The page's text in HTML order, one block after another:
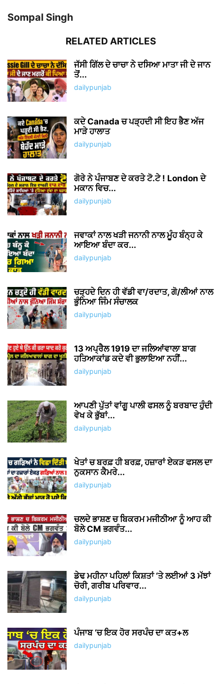
Sompal Singh
RELATED ARTICLES
ਜੱਸੀ ਗਿੱਲ ਦੇ ਚਾਚਾ ਨੇ ਦਸਿਆ ਮਾਤਾ ਜੀ ਦੇ ਜਾਨ
ਤੋਂ...
dailypunjab
ਕਦੇ Canada ਚ ਪੜ੍ਹਦੀ ਸੀ ਇਹ ਭੈਣ ਅੱਜ
ਮਾੜੇ ਹਾਲਾਤ
dailypunjab
ਗੋਰੇ ਨੇ ਪੰਜਾਬਣ ਦੇ ਕਰਤੇ ਟੋ.ਟੇ ! London ਦੇ
ਮਕਾਨ ਵਿਚ...
dailypunjab
ਜਵਾਕਾਂ ਨਾਲ ਖੜੀ ਜਨਾਨੀ ਨਾਲ ਮੂੰਹ ਬੰਨ੍ਹ ਕੇ
ਆਇਆ ਬੰਦਾ ਕਰ...
dailypunjab
ਚੜ੍ਹਦੇ ਦਿਨ ਹੀ ਵੱਡੀ ਵਾ/ਰਦਾਤ, ਗੋ/ਲੀਆਂ ਨਾਲ
ਭੁੰਨਿਆ ਜਿੰਮ ਸੰਚਾਲਕ
dailypunjab
13 ਅਪ੍ਰੈਲ 1919 ਦਾ ਜਲਿਆਂਵਾਲਾ ਬਾਗ
ਹਤਿਆਕਾਂਡ ਕਦੇ ਵੀ ਭੁਲਾਇਆ ਨਹੀਂ...
dailypunjab
ਆਪਣੀ ਪੁੱਤਾਂ ਵਾਂਗੂ ਪਾਲੀ ਫਸਲ ਨੂੰ ਬਰਬਾਦ ਹੁੰਦੀ
ਵੇਖ ਕੇ ਭੁੱਬਾਂ...
dailypunjab
ਖੇਤਾਂ ਚ ਬਰਫ਼ ਹੀ ਬਰਫ਼, ਹਜ਼ਾਰਾਂ ਏਕੜ ਫਸਲ ਦਾ
ਨੁਕਸਾਨ ਕੈਮਰੇ...
dailypunjab
ਚਲਦੇ ਭਾਸ਼ਣ ਚ ਬਿਕਰਮ ਮਜੀਠੀਆ ਨੂੰ ਆਹ ਕੀ
ਬੋਲੇ CM ਭਗਵੰਤ...
dailypunjab
ਡੇਢ ਮਹੀਨਾ ਪਹਿਲਾਂ ਕਿਸ਼ਤਾਂ ‘ਤੇ ਲਈਆਂ 3 ਮੱਝਾਂ
ਚੋਰੀ, ਗਰੀਬ ਪਰਿਵਾਰ...
dailypunjab
ਪੰਜਾਬ ‘ਚ ਇਕ ਹੋਰ ਸਰਪੰਚ ਦਾ ਕਤ+ਲ
dailypunjab